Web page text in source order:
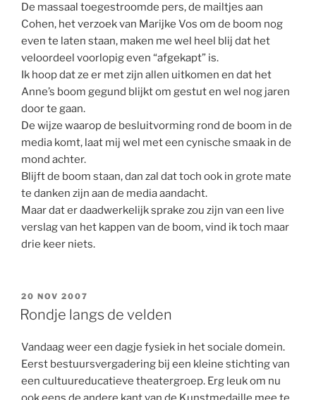
De massaal toegestroomde pers, de mailtjes aan
Cohen, het verzoek van Marijke Vos om de boom nog
even te laten staan, maken me wel heel blij dat het
veloordeel voorlopig even “afgekapt” is.
Ik hoop dat ze er met zijn allen uitkomen en dat het
Anne’s boom gegund blijkt om gestut en wel nog jaren
door te gaan.
De wijze waarop de besluitvorming rond de boom in de
media komt, laat mij wel met een cynische smaak in de
mond achter.
Blijft de boom staan, dan zal dat toch ook in grote mate
te danken zijn aan de media aandacht.
Maar dat er daadwerkelijk sprake zou zijn van een live
verslag van het kappen van de boom, vind ik toch maar
drie keer niets.
GEPLAATST
OP
20 NOV 2007
Rondje langs de velden
Vandaag weer een dagje fysiek in het sociale domein.
Eerst bestuursvergadering bij een kleine stichting van
een cultuureducatieve theatergroep. Erg leuk om nu